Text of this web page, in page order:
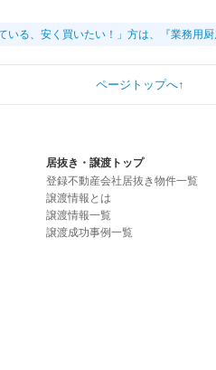
る、安く買いたい！」方は、『業務用
ページトップへ↑
居抜き・譲渡トップ
登録不動産会社居抜き物件一覧
譲渡情報とは
譲渡情報一覧
譲渡成功事例一覧